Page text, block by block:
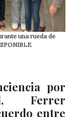
una rueda de
por
Ferrer
entre